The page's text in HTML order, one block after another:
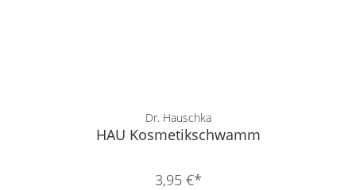
Dr. Hauschka
HAU Kosmetikschwamm
3,95 €*